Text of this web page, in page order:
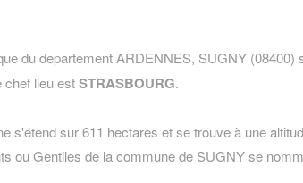
du departement ARDENNES, SUGNY (08400)
chef lieu estSTRASBOURG.
s'étend sur 611 hectares et se trouve à une
ou Gentiles de la commune de SUGNY se